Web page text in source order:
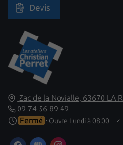
Zac de la Novialle, 63670 LA
09 74 56 89 49
Fermé ⋅ Ouvre Lundi à 08:00
Devis